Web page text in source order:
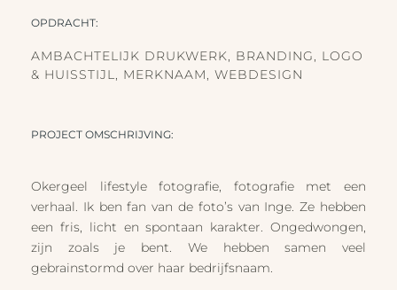
OPDRACHT:
AMBACHTELIJK DRUKWERK, BRANDING, LOGO
& HUISSTIJL, MERKNAAM, WEBDESIGN
PROJECT OMSCHRIJVING:
Okergeel lifestyle fotografie, fotografie met een
verhaal. Ik ben fan van de foto’s van Inge. Ze hebben
een fris, licht en spontaan karakter. Ongedwongen,
zijn zoals je bent. We hebben samen veel
gebrainstormd over haar bedrijfsnaam.